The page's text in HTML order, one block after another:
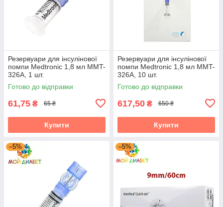
Резервуари для інсулінової
помпи Medtronic 1,8 мл MMT-
326A, 1 шт.
Готово до відправки
61,75 ₴ 65 ₴
Купити
Резервуари для інсулінової
помпи Medtronic 1,8 мл MMT-
326A, 10 шт.
Готово до відправки
617,50 ₴ 650 ₴
Купити
–5% –5%